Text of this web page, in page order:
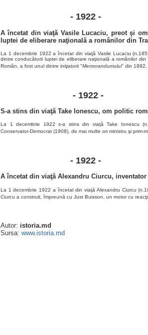
- 1922 -
A încetat din viaţă Vasile Lucaciu, preot şi
luptei de eliberare naţională a românilor din
La 1 decembrie 1922 a încetat din viaţă Vasile Lucaciu
dintre conducătorii luptei de eliberare naţională a românilor
Român, a fost unul dintre iniţiatorii "Memorandumului" din 1892.
- 1922 -
S-a stins din viaţă Take Ionescu, om politic
La 1 decembrie 1922 s-a stins din viaţă Take Ionescu
Conservator-Democrat (1908), de mai multe ori ministru şi prim-
- 1922 -
A încetat din viaţă Alexandru Ciurcu,
La 1 decembrie 1922 a încetat din viaţă Alexandru Ciurcu
Ciurcu a construit, împreună cu Just Buisson, un motor cu
Autor: istoria.md
Sursa: www.istoria.md